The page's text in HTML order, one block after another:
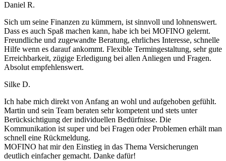
Daniel R.
Sich um seine Finanzen zu kümmern, ist sinnvoll und lohnenswert.
Dass es auch Spaß machen kann, habe ich bei MOFINO gelernt.
Freundliche und zugewandte Beratung, ehrliches Interesse, schnelle
Hilfe wenn es darauf ankommt. Flexible Termingestaltung, sehr gute
Erreichbarkeit, zügige Erledigung bei allen Anliegen und Fragen.
Absolut empfehlenswert.
Silke D.
Ich habe mich direkt von Anfang an wohl und aufgehoben gefühlt.
Martin und sein Team beraten sehr kompetent und stets unter
Berücksichtigung der individuellen Bedürfnisse. Die
Kommunikation ist super und bei Fragen oder Problemen erhält man
schnell eine Rückmeldung.
MOFINO hat mir den Einstieg in das Thema Versicherungen
deutlich einfacher gemacht. Danke dafür!